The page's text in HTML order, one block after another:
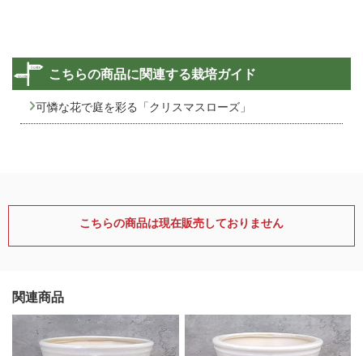
こちらの商品に関連する栽培ガイド
可憐な花で庭を彩る「クリスマスローズ」
こちらの商品は現在販売しておりません
関連商品